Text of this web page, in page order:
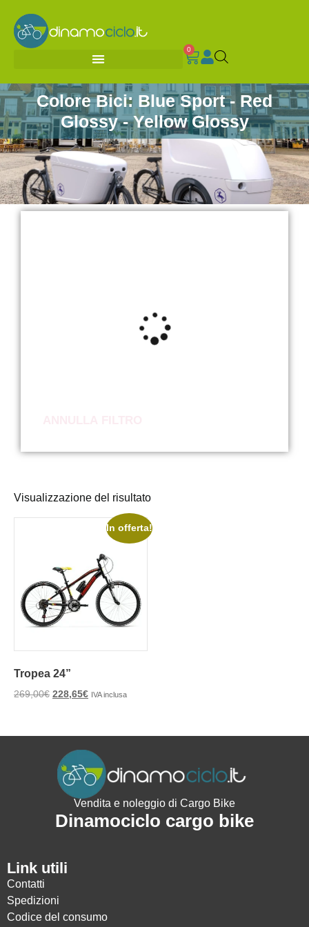
0
Colore Bici: Blue Sport - Red
Glossy - Yellow Glossy
Visualizzazione del risultato
In offerta!
Tropea 24”
269,00€ 228,65€ IVA inclusa
Vendita e noleggio di Cargo Bike
Dinamociclo cargo bike
Link utili
Contatti
Spedizioni
Codice del consumo